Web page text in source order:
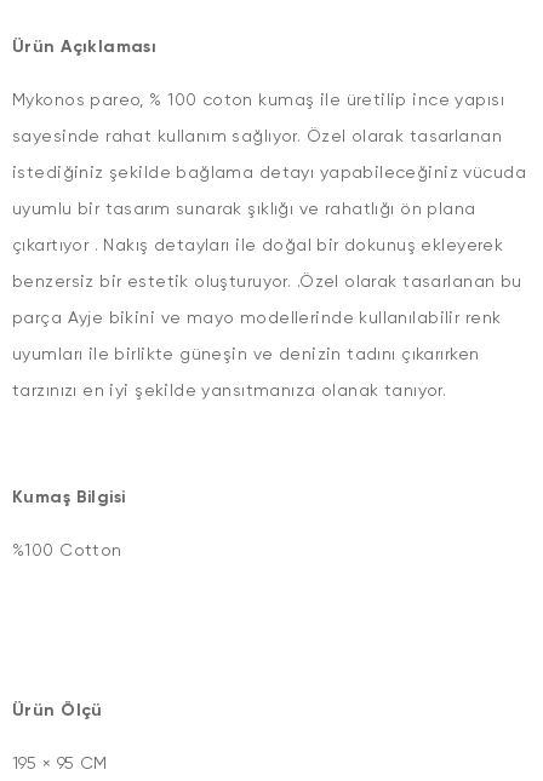
Ürün Açıklaması
Mykonos pareo, % 100 coton kumaş ile üretilip ince yapısı
sayesinde rahat kullanım sağlıyor. Özel olarak tasarlanan
istediğiniz şekilde bağlama detayı yapabileceğiniz vücuda
uyumlu bir tasarım sunarak şıklığı ve rahatlığı ön plana
çıkartıyor . Nakış detayları ile doğal bir dokunuş ekleyerek
benzersiz bir estetik oluşturuyor. .Özel olarak tasarlanan bu
parça Ayje bikini ve mayo modellerinde kullanılabilir renk
uyumları ile birlikte güneşin ve denizin tadını çıkarırken
tarzınızı en iyi şekilde yansıtmanıza olanak tanıyor.
Kumaş Bilgisi
%100 Cotton
Ürün Ölçü
195 × 95 CM